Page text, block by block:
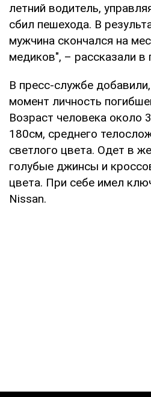
летний водитель,
сбил пешехода. В
мужчина скончался на
медиков", – рассказали в
В пресс-службе
момент личность
Возраст человека около
180см, среднего
светлого цвета. Одет в
голубые джинсы и
цвета. При себе имел
Nissan.